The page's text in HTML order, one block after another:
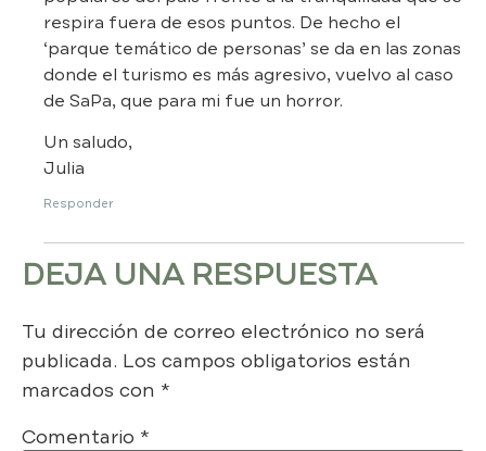
respira fuera de esos puntos. De hecho el
‘parque temático de personas’ se da en las zonas
donde el turismo es más agresivo, vuelvo al caso
de SaPa, que para mi fue un horror.
Un saludo,
Julia
Responder
DEJA UNA RESPUESTA
Tu dirección de correo electrónico no será
publicada. Los campos obligatorios están
marcados con *
Comentario *